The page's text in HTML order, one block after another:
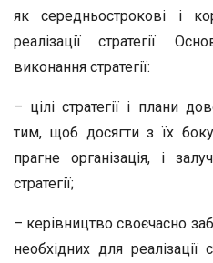
як середньострокові і
реалізації стратегії.
виконання стратегії:
– цілі стратегії і плани
тим, щоб досягти з їх
прагне організація, і
стратегії;
– керівництво своєчасно
необхідних для реалізації